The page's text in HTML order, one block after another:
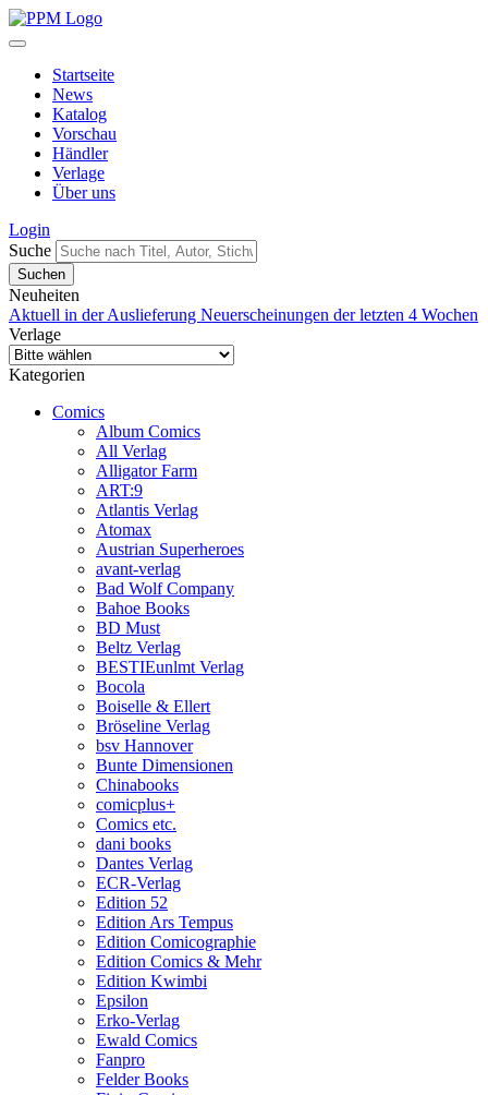
Startseite
News
Katalog
Vorschau
Händler
Verlage
Über uns
Login
Suche
Neuheiten
Aktuell in der Auslieferung Neuerscheinungen der letzten 4 Wochen
Verlage
Kategorien
Comics
Album Comics
All Verlag
Alligator Farm
ART:9
Atlantis Verlag
Atomax
Austrian Superheroes
avant-verlag
Bad Wolf Company
Bahoe Books
BD Must
Beltz Verlag
BESTIEunlmt Verlag
Bocola
Boiselle & Ellert
Bröseline Verlag
bsv Hannover
Bunte Dimensionen
Chinabooks
comicplus+
Comics etc.
dani books
Dantes Verlag
ECR-Verlag
Edition 52
Edition Ars Tempus
Edition Comicographie
Edition Comics & Mehr
Edition Kwimbi
Epsilon
Erko-Verlag
Ewald Comics
Fanpro
Felder Books